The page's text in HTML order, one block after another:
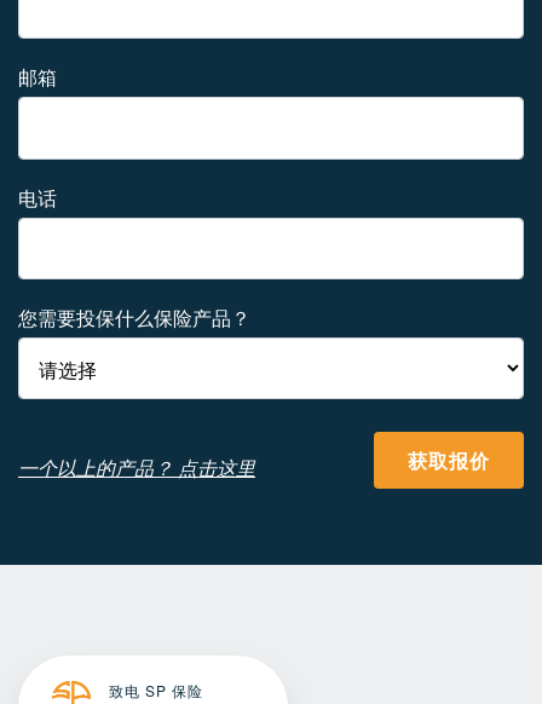
邮箱
电话
您需要投保什么保险产品？
一个以上的产品？ 点击这里 获取报价
致电 SP 保险